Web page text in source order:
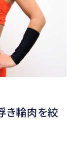
き輪肉を絞